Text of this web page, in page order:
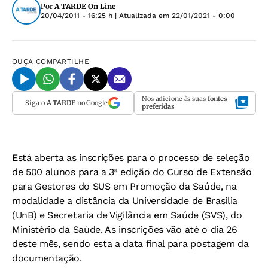
PorA TARDE On Line
20/04/2011 - 16:25 h | Atualizada em 22/01/2021 - 0:00
OUÇA COMPARTILHE
Siga o A TARDEno Google Nos adicione às suas fontes
preferidas
Está aberta as inscrições para o processo de seleção
de 500 alunos para a 3ª edição do Curso de Extensão
para Gestores do SUS em Promoção da Saúde, na
modalidade a distância da Universidade de Brasília
(UnB) e Secretaria de Vigilância em Saúde (SVS), do
Ministério da Saúde. As inscrições vão até o dia 26
deste mês, sendo esta a data final para postagem da
documentação.